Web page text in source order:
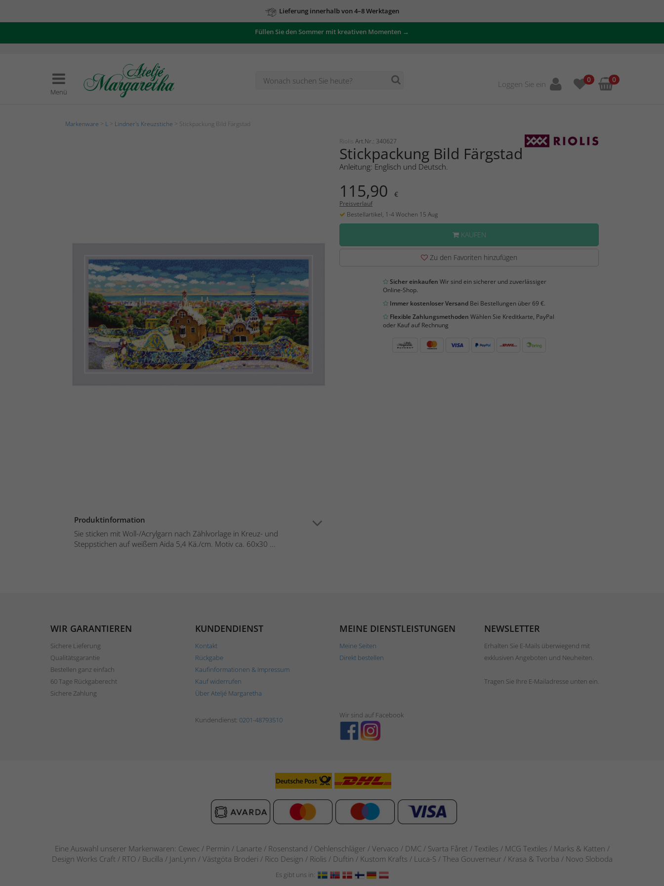
Lieferung innerhalb von 4–8 Werktagen
Füllen Sie den Sommer mit kreativen Momenten →
Menü
Loggen Sie ein 0 0
Markenware L Lindner's Kreuzstiche > Stickpackung Bild Färgstad
Produktinformation
Sie sticken mit Woll-/Acrylgarn nach Zählvorlage in Kreuz- und
Steppstichen auf weißem Aida 5,4 Kä./cm. Motiv ca. 60x30 ...
Riolis Art.Nr.: 340627
Stickpackung Bild Färgstad
Anleitung: Englisch und Deutsch.
115,90 €
Preisverlauf
Bestellartikel, 1-4 Wochen 15 Aug
KAUFEN
Zu den Favoriten hinzufügen
Sicher einkaufen Wir sind ein sicherer und zuverlässiger
Online-Shop.
Immer kostenloser VersandBei Bestellungen über 69 €.
Flexible Zahlungsmethoden Wählen Sie Kreditkarte, PayPal
oder Kauf auf Rechnung
WIR GARANTIEREN
Sichere Lieferung
Qualitätsgarantie
Bestellen ganz einfach
60 Tage Rückgaberecht
Sichere Zahlung
KUNDENDIENST
Kontakt
Rückgabe
Kaufinformationen & Impressum
Kauf widerrufen
Über Ateljé Margaretha
MEINE DIENSTLEISTUNGEN
Meine Seiten
Direkt bestellen
NEWSLETTER
Erhalten Sie E-Mails überwiegend mit
exklusiven Angeboten und Neuheiten.
Tragen Sie Ihre E-Mailadresse unten ein.
Kundendienst: 0201-48793510
Wir sind auf Facebook
Eine Auswahl unserer Markenwaren: Cewec / Permin / Lanarte / Rosenstand / Oehlenschläger / Vervaco / DMC / Svarta Fåret / Textiles / MCG Textiles / Marks & Katten /
Design Works Craft / RTO / Bucilla / JanLynn / Västgöta Broderi / Rico Design / Riolis / Duftin / Kustom Krafts / Luca-S / Thea Gouverneur / Krasa & Tvorba / Novo Sloboda
Es gibt uns in: